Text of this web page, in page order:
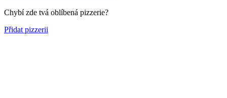
Chybí zde tvá oblíbená pizzerie?
Přidat pizzerii